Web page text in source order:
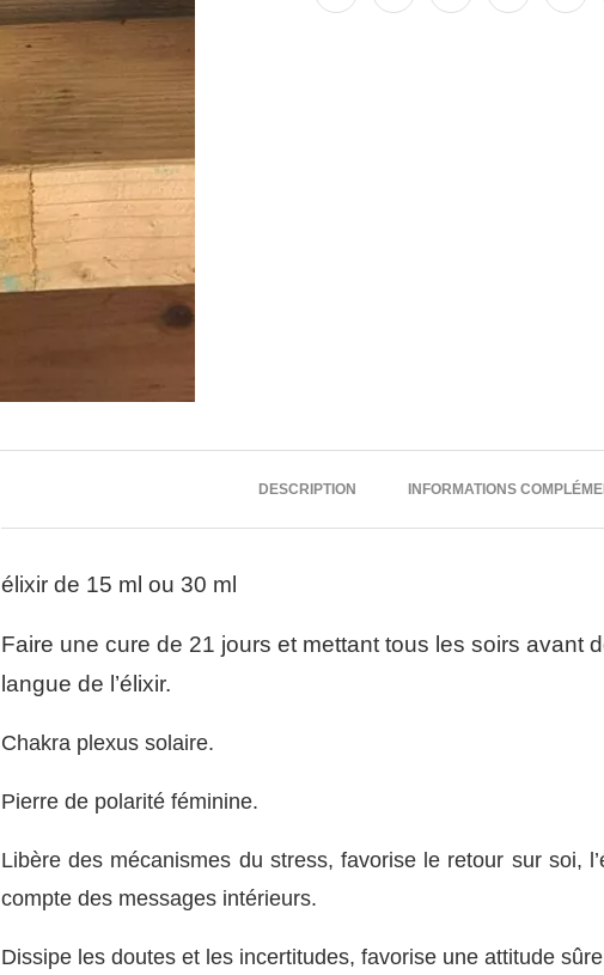
DESCRIPTION INFORMATIONS
élixir de 15 ml ou 30 ml
Faire une cure de 21 jours et mettant tous les soirs avant
langue de l’élixir.
Chakra plexus solaire.
Pierre de polarité féminine.
Libère des mécanismes du stress, favorise le retour sur soi,
compte des messages intérieurs.
Dissipe les doutes et les incertitudes, favorise une attitude